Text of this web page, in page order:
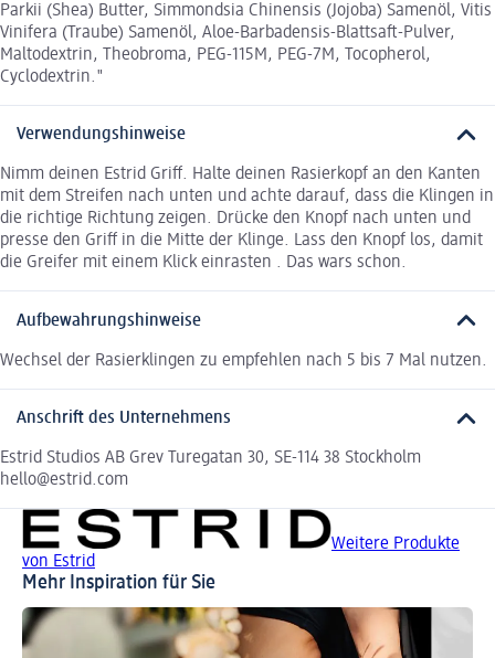
Parkii (Shea) Butter, Simmondsia Chinensis (Jojoba) Samenöl, Vitis
Vinifera (Traube) Samenöl, Aloe-Barbadensis-Blattsaft-Pulver,
Maltodextrin, Theobroma, PEG-115M, PEG-7M, Tocopherol,
Cyclodextrin."
Verwendungshinweise
Nimm deinen Estrid Griff. Halte deinen Rasierkopf an den Kanten
mit dem Streifen nach unten und achte darauf, dass die Klingen in
die richtige Richtung zeigen. Drücke den Knopf nach unten und
presse den Griff in die Mitte der Klinge. Lass den Knopf los, damit
die Greifer mit einem Klick einrasten . Das wars schon.
Aufbewahrungshinweise
Wechsel der Rasierklingen zu empfehlen nach 5 bis 7 Mal nutzen.
Anschrift des Unternehmens
Estrid Studios AB Grev Turegatan 30, SE-114 38 Stockholm
hello@estrid.com
Weitere Produkte
von Estrid
Mehr Inspiration für Sie